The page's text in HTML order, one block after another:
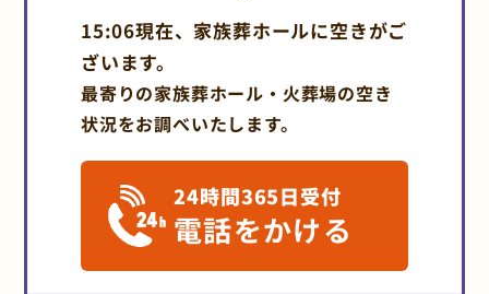
15:06現在、家族葬ホールに空きがご
ざいます。
最寄りの家族葬ホール・火葬場の空き
状況をお調べいたします。
24時間365日受付
電話をかける